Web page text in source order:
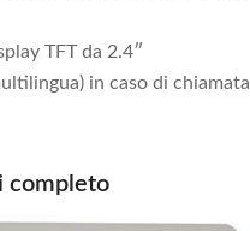
TFT da 2.4″
in caso di chiamata
completo